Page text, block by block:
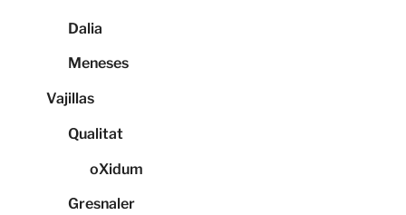
Dalia
Meneses
Vajillas
Qualitat
oXidum
Gresnaler